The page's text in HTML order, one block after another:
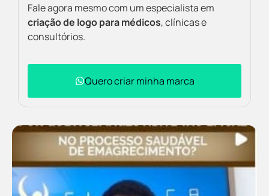
Fale agora mesmo com um especialista em
criação de logo para médicos, clínicas e
consultórios.
Quero criar minha marca